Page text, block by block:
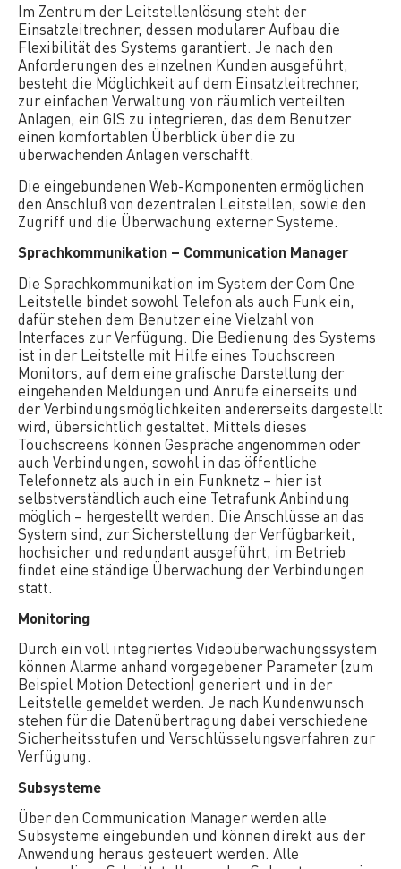
Im Zentrum der Leitstellenlösung steht der
Einsatzleitrechner, dessen modularer Aufbau die
Flexibilität des Systems garantiert. Je nach den
Anforderungen des einzelnen Kunden ausgeführt,
besteht die Möglichkeit auf dem Einsatzleitrechner,
zur einfachen Verwaltung von räumlich verteilten
Anlagen, ein GIS zu integrieren, das dem Benutzer
einen komfortablen Überblick über die zu
überwachenden Anlagen verschafft.
Die eingebundenen Web-Komponenten ermöglichen
den Anschluß von dezentralen Leitstellen, sowie den
Zugriff und die Überwachung externer Systeme.
Sprachkommunikation – Communication Manager
Die Sprachkommunikation im System der Com One
Leitstelle bindet sowohl Telefon als auch Funk ein,
dafür stehen dem Benutzer eine Vielzahl von
Interfaces zur Verfügung. Die Bedienung des Systems
ist in der Leitstelle mit Hilfe eines Touchscreen
Monitors, auf dem eine grafische Darstellung der
eingehenden Meldungen und Anrufe einerseits und
der Verbindungsmöglichkeiten andererseits dargestellt
wird, übersichtlich gestaltet. Mittels dieses
Touchscreens können Gespräche angenommen oder
auch Verbindungen, sowohl in das öffentliche
Telefonnetz als auch in ein Funknetz – hier ist
selbstverständlich auch eine Tetrafunk Anbindung
möglich – hergestellt werden. Die Anschlüsse an das
System sind, zur Sicherstellung der Verfügbarkeit,
hochsicher und redundant ausgeführt, im Betrieb
findet eine ständige Überwachung der Verbindungen
statt.
Monitoring
Durch ein voll integriertes Videoüberwachungssystem
können Alarme anhand vorgegebener Parameter (zum
Beispiel Motion Detection) generiert und in der
Leitstelle gemeldet werden. Je nach Kundenwunsch
stehen für die Datenübertragung dabei verschiedene
Sicherheitsstufen und Verschlüsselungsverfahren zur
Verfügung.
Subsysteme
Über den Communication Manager werden alle
Subsysteme eingebunden und können direkt aus der
Anwendung heraus gesteuert werden. Alle